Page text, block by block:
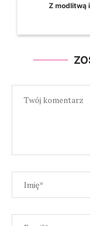
Z modlitwą